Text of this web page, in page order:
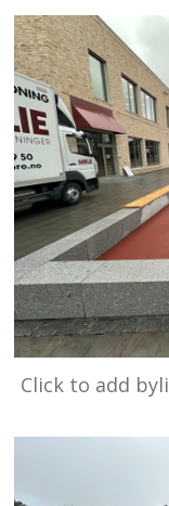
Click to add